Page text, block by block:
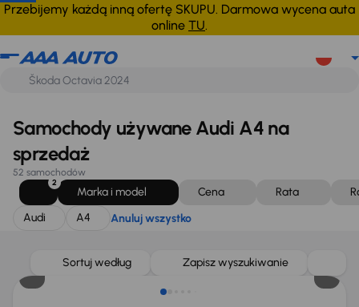
Przebijemy każdą inną ofertę SKUPU. Darmowa wycena auta
online TU.
Audi A4 Anuluj wszystko
Samochody używane Audi A4 na
sprzedaż
52 samochodów
2
Marka i model Cena Rata
Audi
A4 Anuluj wszystko
Sortuj według Zapisz wyszukiwanie